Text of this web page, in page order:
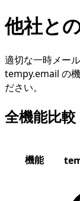
他社と
適切な一時メー
tempy.email の
ださい。
全機能比較
機能